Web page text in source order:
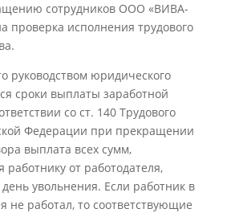
сотрудников ООО «ВИВА-
проверка исполнения трудового
руководством юридического
сроки выплаты заработной
со ст. 140 Трудового
Федерации при прекращении
выплата всех сумм,
от работодателя,
увольнения. Если работник в
не работал, то соответствующие